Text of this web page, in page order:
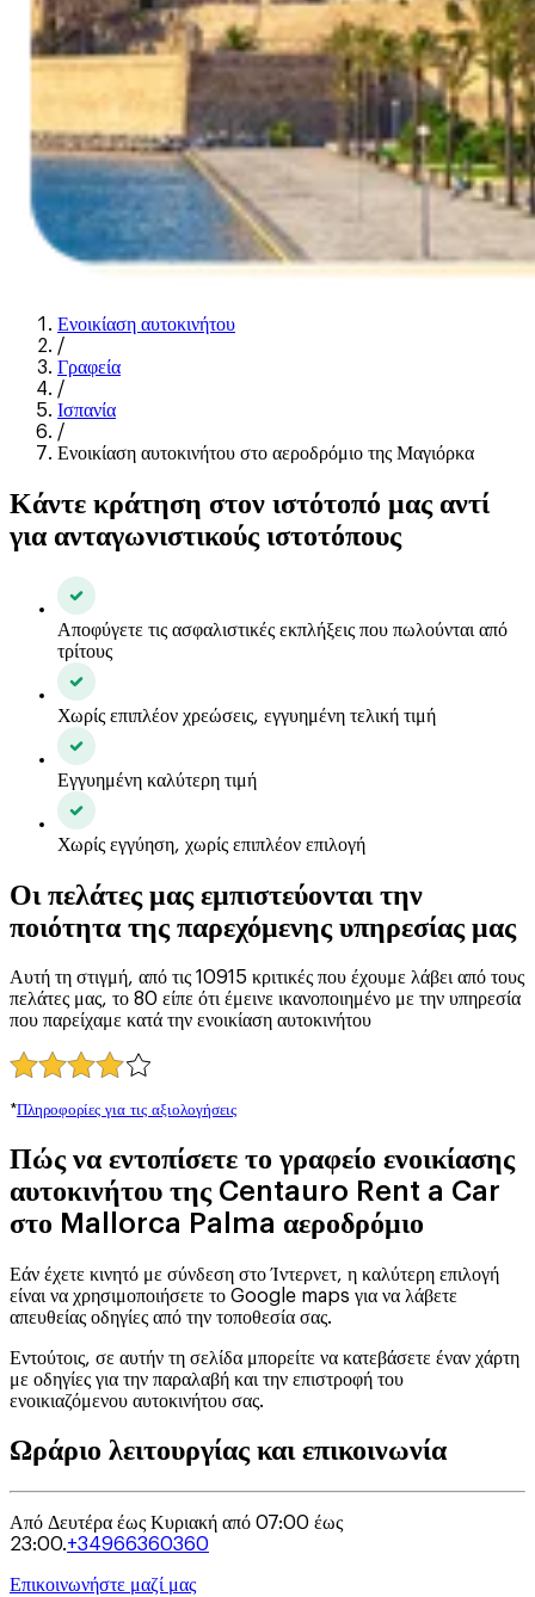
Ενοικίαση αυτοκινήτου
/
Γραφεία
/
Ισπανία
/
Ενοικίαση αυτοκινήτου στο αεροδρόμιο της Μαγιόρκα
Κάντε κράτηση στον ιστότοπό μας αντί
για ανταγωνιστικούς ιστοτόπους
Αποφύγετε τις ασφαλιστικές εκπλήξεις που πωλούνται από
τρίτους
Χωρίς επιπλέον χρεώσεις, εγγυημένη τελική τιμή
Εγγυημένη καλύτερη τιμή
Χωρίς εγγύηση, χωρίς επιπλέον επιλογή
Οι πελάτες μας εμπιστεύονται την
ποιότητα της παρεχόμενης υπηρεσίας μας
Αυτή τη στιγμή, από τις 10915 κριτικές που έχουμε λάβει από τους
πελάτες μας, το 80 είπε ότι έμεινε ικανοποιημένο με την υπηρεσία
που παρείχαμε κατά την ενοικίαση αυτοκινήτου
*Πληροφορίες για τις αξιολογήσεις
Πώς να εντοπίσετε το γραφείο ενοικίασης
αυτοκινήτου της Centauro Rent a Car
στο Mallorca Palma αεροδρόμιο
Εάν έχετε κινητό με σύνδεση στο Ίντερνετ, η καλύτερη επιλογή
είναι να χρησιμοποιήσετε το Google maps για να λάβετε
απευθείας οδηγίες από την τοποθεσία σας.
Εντούτοις, σε αυτήν τη σελίδα μπορείτε να κατεβάσετε έναν χάρτη
με οδηγίες για την παραλαβή και την επιστροφή του
ενοικιαζόμενου αυτοκινήτου σας.
Ωράριο λειτουργίας και επικοινωνία
Από Δευτέρα έως Κυριακή από 07:00 έως
23:00.+34966360360
Επικοινωνήστε μαζί μας